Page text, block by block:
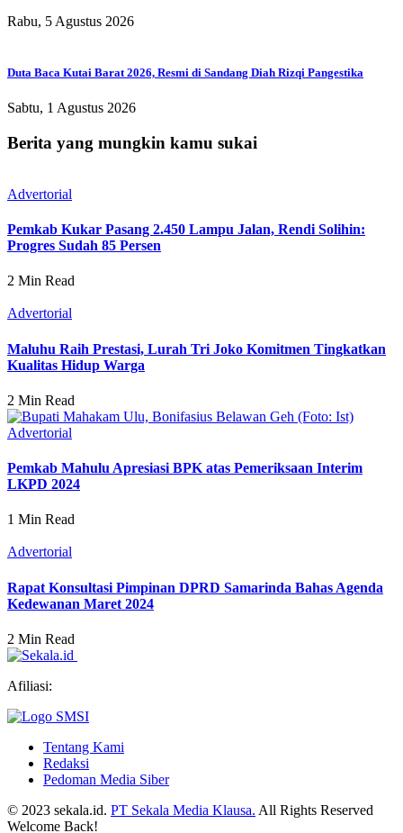
Rabu, 5 Agustus 2026
Duta Baca Kutai Barat 2026, Resmi di Sandang Diah Rizqi Pangestika
Sabtu, 1 Agustus 2026
Berita yang mungkin kamu sukai
Advertorial
Pemkab Kukar Pasang 2.450 Lampu Jalan, Rendi Solihin:
Progres Sudah 85 Persen
2 Min Read
Advertorial
Maluhu Raih Prestasi, Lurah Tri Joko Komitmen Tingkatkan
Kualitas Hidup Warga
2 Min Read
Advertorial
Pemkab Mahulu Apresiasi BPK atas Pemeriksaan Interim
LKPD 2024
1 Min Read
Advertorial
Rapat Konsultasi Pimpinan DPRD Samarinda Bahas Agenda
Kedewanan Maret 2024
2 Min Read
Afiliasi:
Tentang Kami
Redaksi
Pedoman Media Siber
© 2023 sekala.id. PT Sekala Media Klausa. All Rights Reserved
Welcome Back!